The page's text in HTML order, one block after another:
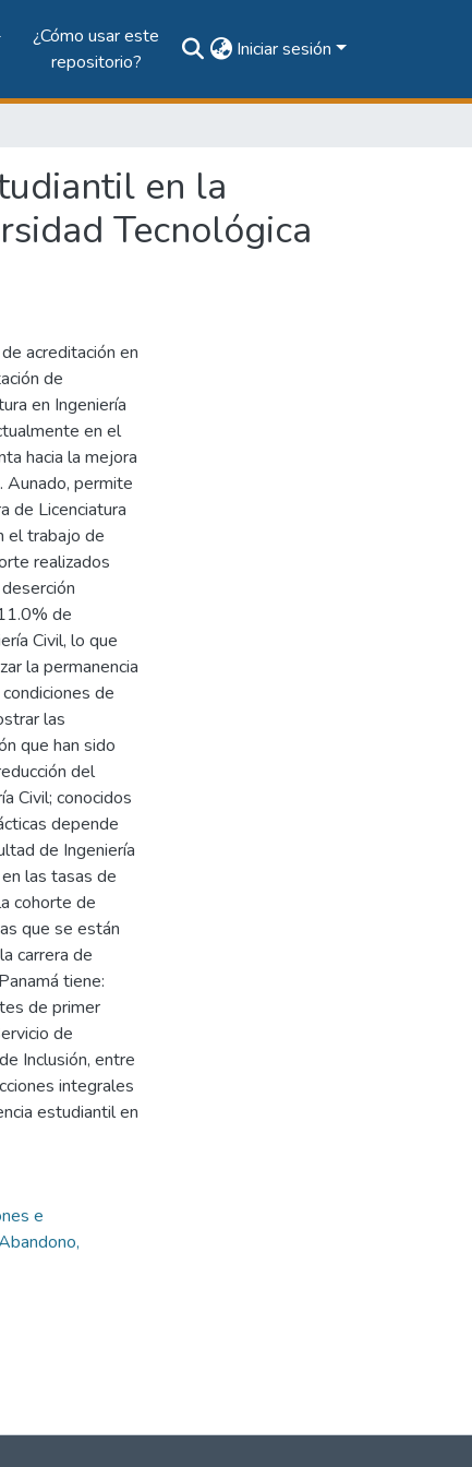
¿Cómo usar este
repositorio?
Iniciar sesión
en la
Tecnológica
acreditación en
de
en Ingeniería
en el
hacia la mejora
Aunado, permite
de Licenciatura
el trabajo de
realizados
de
Civil, lo que
la permanencia
de
las
que han sido
del
Civil; conocidos
depende
de Ingeniería
las tasas de
cohorte de
que se están
carrera de
tiene:
de primer
de
Inclusión, entre
integrales
estudiantil en
e